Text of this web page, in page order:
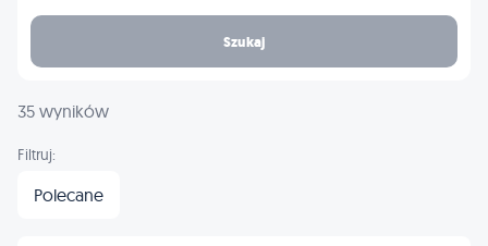
Szukaj
35 wyników
Filtruj:
Polecane